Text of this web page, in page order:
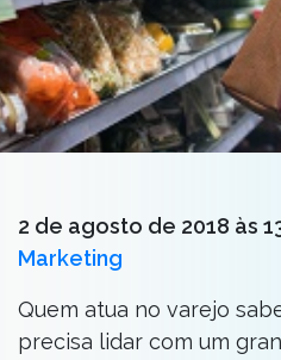
2 de agosto de 2018 às
Marketing
Quem atua no varejo
precisa lidar com um